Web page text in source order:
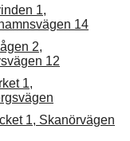
1,
14
2,
12
1,
1, Skanörvägen